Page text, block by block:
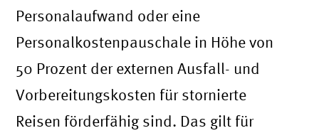
Personalaufwand oder eine
Personalkostenpauschale in Höhe von
50 Prozent der externen Ausfall- und
Vorbereitungskosten für stornierte
Reisen förderfähig sind. Das gilt für